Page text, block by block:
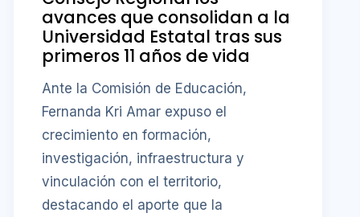
avances que consolidan a la
Universidad Estatal tras sus
primeros 11 años de vida
Ante la Comisión de Educación,
Fernanda Kri Amar expuso el
crecimiento en formación,
investigación, infraestructura y
vinculación con el territorio,
destacando el aporte que la